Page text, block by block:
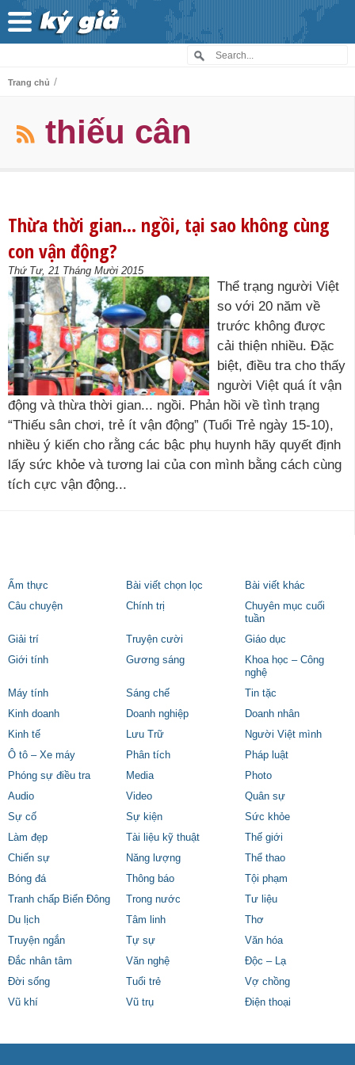
Trang chủ /
thiếu cân
Thừa thời gian… ngồi, tại sao không cùng
con vận động?
Thứ Tư, 21 Tháng Mười 2015
Thể trạng người Việt
so với 20 năm về
trước không được
cải thiện nhiều. Đặc
biệt, điều tra cho thấy
người Việt quá ít vận
động và thừa thời gian... ngồi. Phản hồi về tình trạng
“Thiếu sân chơi, trẻ ít vận động” (Tuổi Trẻ ngày 15-10),
nhiều ý kiến cho rằng các bậc phụ huynh hãy quyết định
lấy sức khỏe và tương lai của con mình bằng cách cùng
tích cực vận động...
Ẩm thực Bài viết chọn lọc
Bài viết khác
Câu chuyện
Chính trị
Chuyên mục cuối
tuần
Giải trí
Truyện cười
Giáo dục
Giới tính
Gương sáng
Khoa học – Công
nghệ
Máy tính
Sáng chế
Tin tặc
Kinh doanh
Doanh nghiệp
Doanh nhân
Kinh tế
Lưu Trữ
Người Việt mình
Ô tô – Xe máy
Phân tích
Pháp luật
Phóng sự điều tra
Media
Photo
Audio
Video
Quân sự
Sự cố
Sự kiện
Sức khỏe
Làm đẹp
Tài liệu kỹ thuật
Thế giới
Chiến sự
Năng lượng
Thể thao
Bóng đá
Thông báo
Tội phạm
Tranh chấp Biển Đông
Trong nước
Tư liệu
Du lịch
Tâm linh
Thơ
Truyện ngắn
Tự sự
Văn hóa
Đắc nhân tâm
Văn nghệ
Độc – Lạ
Đời sống
Tuổi trẻ
Vợ chồng
Vũ khí
Vũ trụ Điện thoại